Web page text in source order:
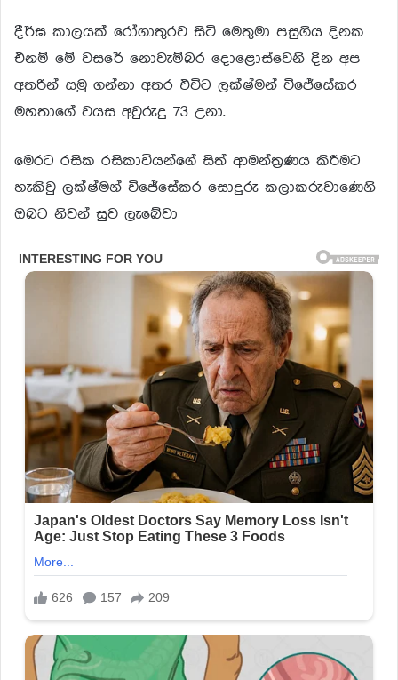
දීර්ඝ කාලයක් රෝගාතුරව සිටි මෙතුමා පසුගිය දිනක
එනම් මේ වසරේ නොවැම්බර දොළොස්වෙනි දින අප
අතරින් සමු ගන්නා අතර එවිට ලක්ෂ්මන් විජේසේකර
මහතාගේ වයස අවුරුදු 73 උනා.
මෙරට රසික රසිකාවියන්ගේ සිත් ආමන්ත්‍රණය කිරීමට
හැකිවු ලක්ෂ්මන් විජේසේකර සොදුරු කලාකරුවාණෙනි
ඔබට නිවන් සුව ලැබේවා